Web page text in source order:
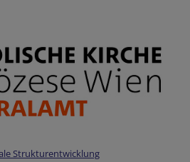
Strukturentwicklung